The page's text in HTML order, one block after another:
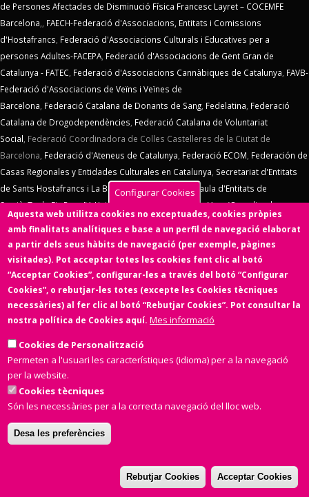
de Persones Afectades de Disminució Física Francesc Layret – COCEMFE
Barcelona,, FAECH-Federació d'Associacions, Entitats i Comissions
d'Hostafrancs, Federació d'Associacions Culturals i Educatives per a
persones Adultes-FACEPA, Federació d'Associacions de Gent Gran de
Catalunya - FATEC, Federació d'Associacions Cannàbiques de Catalunya, FAVB-
Federació d'Associacions de Veïns i Veïnes de
Barcelona, Federació Catalana de Donants de Sang, Fedelatina, Federació
Catalana de Drogodependències, Federació Catalana de Voluntariat
Social, Federació Coordinadora de Colles Castelleres de la Ciutat de
Barcelona, Federació d'Ateneus de Catalunya, Federació ECOM, Federación de
Casas Regionales y Entidades Culturales en Catalunya, Secretariat d'Entitats
de Sants Hostafrancs i La Bordeta,SOS Racisme, Taula d'Entitats de
Sarrià,Taula Eix Pere IV,Unió d'Entitats de La Marina,Vern (Coordinadora
d'Entitats de La Verneda)
Xarxa d'Economia Solidària
Consell d'Associacions de Barcelona manté un conveni de col·laboració amb
Ens de l'Asociacionisme Cultural - ENS
Coordinadora Catalana de
Fundacions. El Consell d'Associacions de Barcelona és membre deXarxa
d'Economia Solidària,FETS – Finançament Ètic i Solidari,Associació
SinergiaTIC,Coop57i deFiare
Aquesta web ha estat desenvolupada per una entitat de l'Economia
Social i Solidària,
ànim de lucre.
Configurar Cookies
Aquesta web utilitza cookies no exceptuades, cookies pròpies
amb finalitats analítiques e base a un perfil de navegació elaborat
a partir dels seus hàbits de navegació (per exemple, pàgines
visitades). Pot acceptar totes les cookies fent clic al botó
“Acceptar Cookies”, configurar-les a través del botó “Configurar
Cookies”, o rebutjar-les totes (excepte les Cookies tècniques
necessàries) al fer clic al botó “Rebutjar Cookies”. Pot consultar la
nostra política de Cookies aquí. Mes informació
Cookies de Personalització
Permeten a l'usuari les característiques (idioma) per a la navegació
per la website.
Cookies tècniques
Són les necessàries per a la correcta navegació del lloc web.
Desa les preferències
Rebutjar Cookies Acceptar Cookies